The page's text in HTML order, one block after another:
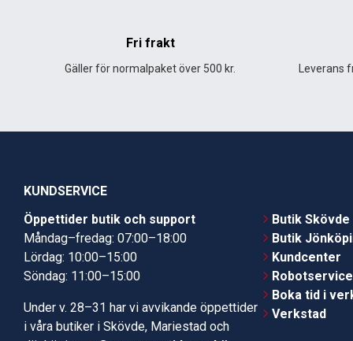
Fri frakt
Gäller för normalpaket över 500 kr. Leverans
KUNDSERVICE
Öppettider butik och support
Måndag–fredag: 07:00–18:00
Lördag: 10:00–15:00
Söndag: 11:00–15:00
Under v. 28–31 har vi avvikande öppettider
i våra butiker i Skövde, Mariestad och
Butik Skövde
Butik
Kundcenter
Robotservice
Boka tid i
Verkstad